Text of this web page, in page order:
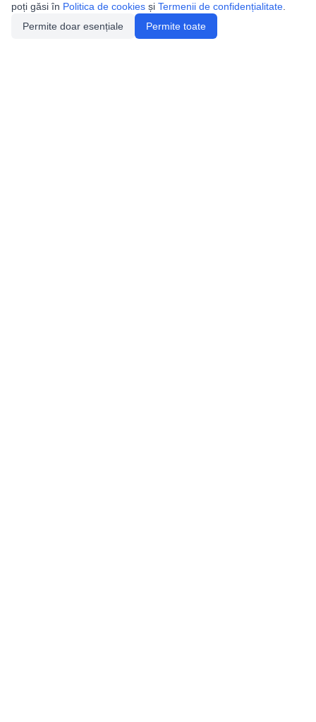
poți găsi în Politica de cookies și Termenii de confidențialitate
Permite doar esențiale
Permite toate